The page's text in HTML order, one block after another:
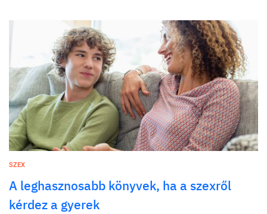
SZEX
A leghasznosabb könyvek, ha a szexről
kérdez a gyerek